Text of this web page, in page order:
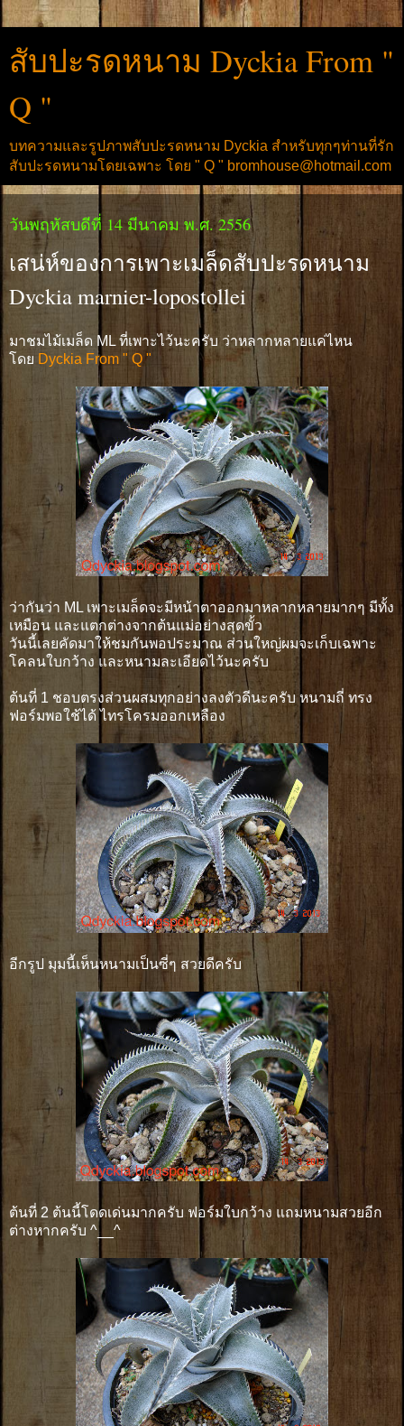
สับปะรดหนาม Dyckia From "
Q "
บทความและรูปภาพสับปะรดหนาม Dyckia สำหรับทุกๆท่านที่รัก
สับปะรดหนามโดยเฉพาะ โดย " Q " bromhouse@hotmail.com
วันพฤหัสบดีที่ 14 มีนาคม พ.ศ. 2556
เสน่ห์ของการเพาะเมล็ดสับปะรดหนาม
Dyckia marnier-lopostollei
มาชมไม้เมล็ด ML ที่เพาะไว้นะครับ ว่าหลากหลายแค่ไหน
โดย Dyckia From " Q "
ว่ากันว่า ML เพาะเมล็ดจะมีหน้าตาออกมาหลากหลายมากๆ มีทั้ง
เหมือน และแตกต่างจากต้นแม่อย่างสุดขั้ว
วันนี้เลยคัดมาให้ชมกันพอประมาณ ส่วนใหญ่ผมจะเก็บเฉพาะ
โคลนใบกว้าง และหนามละเอียดไว้นะครับ
ต้นที่ 1 ชอบตรงส่วนผสมทุกอย่างลงตัวดีนะครับ หนามถี่ ทรง
ฟอร์มพอใช้ได้ ไทรโครมออกเหลือง
อีกรูป มุมนี้เห็นหนามเป็นซี่ๆ สวยดีครับ
ต้นที่ 2 ต้นนี้โดดเด่นมากครับ ฟอร์มใบกว้าง แถมหนามสวยอีก
ต่างหากครับ ^__^